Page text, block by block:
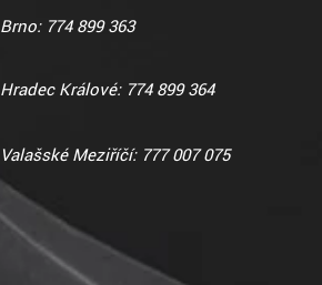
Brno: 774 899 363
Hradec Králové: 774 899 364
Valašské Meziříčí: 777 007 075